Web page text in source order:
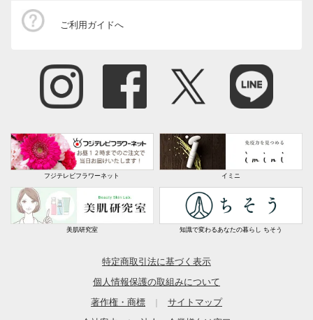
ご利用ガイドへ
フジテレビフラワーネット イミニ
美肌研究室 知識で変わるあなたの暮らし ちそう
特定商取引法に基づく表示
個人情報保護の取組みについて
著作権・商標
｜
サイトマップ